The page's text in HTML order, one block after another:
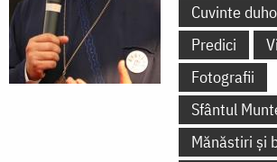
Cuvinte
Predici
Fotografii
Sfântul
Mănăstiri și